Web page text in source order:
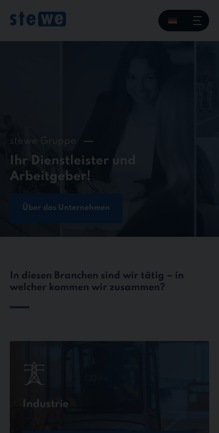
content
stewe Gruppe
Ihr Dienstleister und
Arbeitgeber!
Über das Unternehmen
In diesen Branchen sind wir tätig – in
welcher kommen wir zusammen?
Industrie